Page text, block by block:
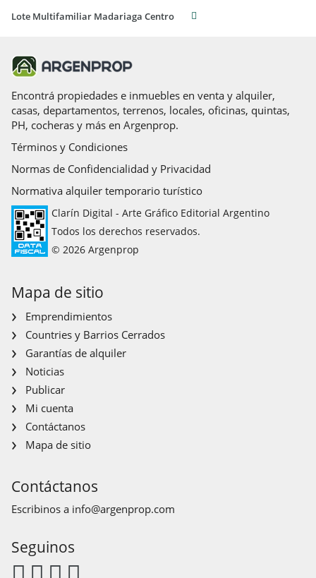
Lote Multifamiliar Madariaga Centro
Encontrá propiedades e inmuebles en venta y alquiler,
casas, departamentos, terrenos, locales, oficinas, quintas,
PH, cocheras y más en Argenprop.
Términos y Condiciones
Normas de Confidencialidad y Privacidad
Normativa alquiler temporario turístico
Clarín Digital - Arte Gráfico Editorial Argentino
Todos los derechos reservados.
© 2026 Argenprop
Mapa de sitio
Emprendimientos
Countries y Barrios Cerrados
Garantías de alquiler
Noticias
Publicar
Mi cuenta
Contáctanos
Mapa de sitio
Contáctanos
Escribinos a info@argenprop.com
Seguinos